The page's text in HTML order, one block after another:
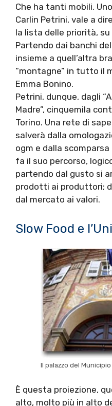
Che ha tanti mobili.
Carlin Petrini, vale a
la lista delle priorità,
Partendo dai banchi
insieme a quell’altra
“montagne” in tutto il
Emma Bonino.
Petrini, dunque, dagli
Madre”, cinquemila
Torino. Una rete di
salverà dalla
ogm e dalla
fa il suo percorso,
partendo dal gusto si
prodotti ai produttori;
dal mercato ai valori.
Slow Food e
Il palazzo del Municipio
È questa proiezione,
alto, molto più in alto